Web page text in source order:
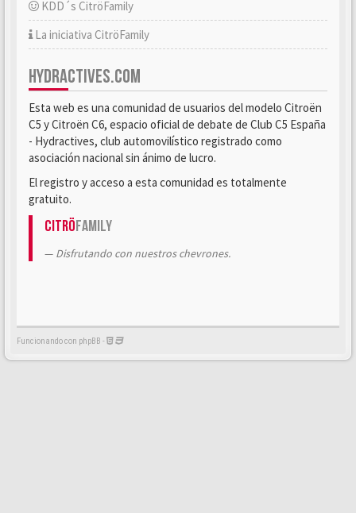
KDD´s CitröFamily
La iniciativa CitröFamily
HYDRACTIVES.COM
Esta web es una comunidad de usuarios del modelo Citroën
C5 y Citroën C6, espacio oficial de debate de Club C5 España
- Hydractives, club automovilístico registrado como
asociación nacional sin ánimo de lucro.
El registro y acceso a esta comunidad es totalmente
gratuito.
CitröFamily
Disfrutando con nuestros chevrones.
Funcionando con phpBB -